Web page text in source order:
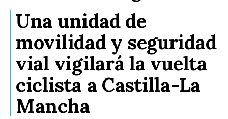
Una unidad de
movilidad y seguridad
vial vigilará la vuelta
ciclista a Castilla-La
Mancha